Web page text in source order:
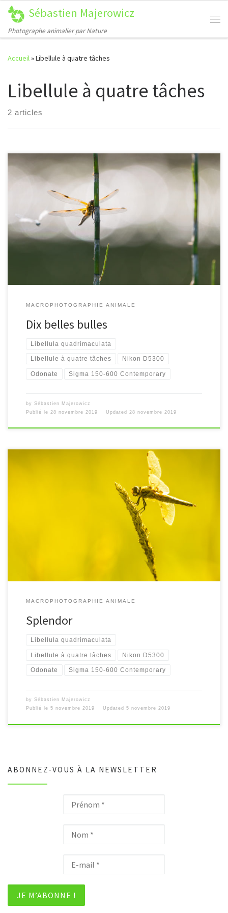
Passer au contenu
Sébastien Majerowicz
Photographe animalier par Nature
Accueil»Libellule à quatre tâches
Libellule à quatre tâches
2 articles
[…]
MACROPHOTOGRAPHIE ANIMALE
Dix belles bulles
Libellula quadrimaculata
Libellule à quatre tâches Nikon D5300
Odonate Sigma 150-600 Contemporary
by Sébastien Majerowicz
Publié le 28 novembre 2019 Updated 28 novembre 2019
MACROPHOTOGRAPHIE ANIMALE
Splendor
Libellula quadrimaculata
Libellule à quatre tâches Nikon D5300
Odonate Sigma 150-600 Contemporary
by Sébastien Majerowicz
Publié le 5 novembre 2019 Updated 5 novembre 2019
ABONNEZ-VOUS À LA NEWSLETTER